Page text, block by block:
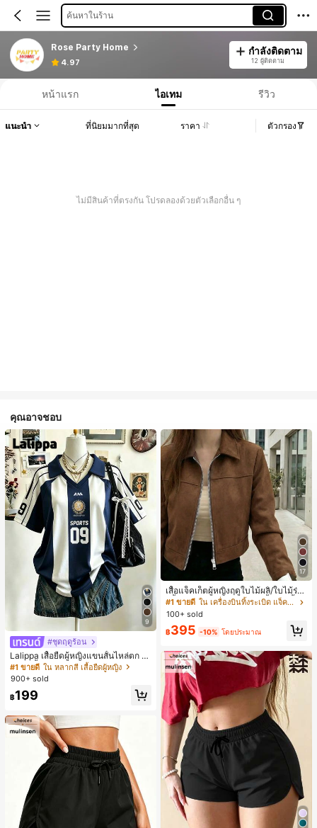
ค้นหาในร้าน
Rose Party Home
4.97
กำลังติดตาม
12 ผู้ติดตาม
หน้าแรก ไอเทม รีวิว
แนะนำ ที่นิยมมากที่สุด ราคา ตัวกรอง
ไม่มีสินค้าที่ตรงกัน โปรดลองด้วยตัวเลือกอื่น ๆ
คุณอาจชอบ
9
#ชุดฤดูร้อน
Lalippa เสื้อยืดผู้หญิงแขนสั้นไหล่ตก ค
อวีปกเสื้อ ลายพิมพ์ดิจิทัลลายทาง สไตล์
สปอร์ตแฟชั่นมินิมอล ของขวัญสำหรับเ
พื่อน
#1 ขายดี ใน หลากสี เสื้อยืดผู้หญิง
900+ sold
฿199
17
เสื้อแจ็คเก็ตผู้หญิงฤดูใบไม้ผลิ/ใบไม้ร่วง
สีพื้น หนังเทียม สไตล์ปกคอเสื้อ ซิปขึ้น
แขนยาว สไตล์ลำลอง วิทยาลัย สนามบิ
น เสื้อนอก สีน้ำตาล สไตล์สบายๆ ฤดูใบ
ไม้ร่วง
#1 ขายดี
ใน เครื่องบินทิ้งระเบิด แจ็คเก็ตผู้หญิง
100+ sold
฿395 -10% โดยประมาณ